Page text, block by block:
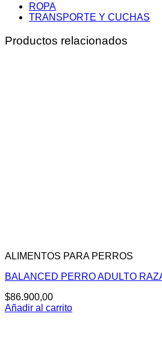
ROPA
TRANSPORTE Y CUCHAS
Productos relacionados
ALIMENTOS PARA PERROS
BALANCED PERRO ADULTO
$86.900,00
Añadir al carrito